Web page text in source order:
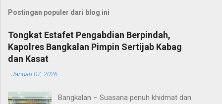
Postingan populer dari blog ini
Tongkat Estafet Pengabdian Berpindah,
Kapolres Bangkalan Pimpin Sertijab Kabag
dan Kasat
-Januari 07, 2026
Bangkalan – Suasana penuh khidmat dan